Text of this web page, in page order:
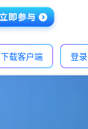
下载客户端 登录